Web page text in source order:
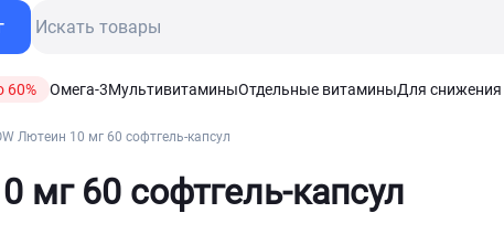
60% Омега-3МультивитаминыОтдельные витаминыДля снижения
Лютеин 10 мг 60 софтгель-капсул
мг 60 софтгель-капсул